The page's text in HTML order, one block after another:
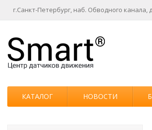
г.Санкт-Петербург, наб. Обводного канала,
КАТАЛОГ НОВОСТИ